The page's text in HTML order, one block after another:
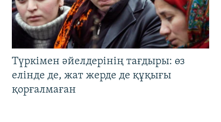
Түркімен әйелдерінің тағдыры: өз
елінде де, жат жерде де құқығы
қорғалмаған